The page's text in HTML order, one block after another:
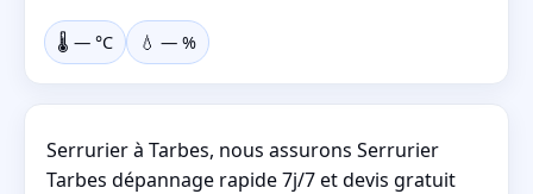
🌡️ — °C 💧 — %
Serrurier à Tarbes, nous assurons Serrurier
Tarbes dépannage rapide 7j/7 et devis gratuit